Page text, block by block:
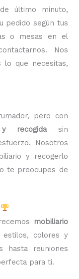
último minuto,
pedido según tus
o mesas en el
Nos
lo que necesitas,
pero con
recogidasin
Nosotros
y recogerlo
te preocupes de
mobiliario
colores y
hasta reuniones
para ti.